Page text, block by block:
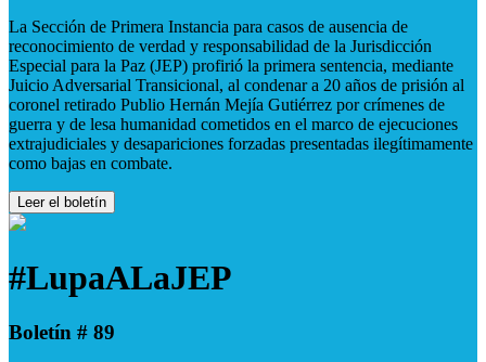
La Sección de Primera Instancia para casos de ausencia de
reconocimiento de verdad y responsabilidad de la Jurisdicción
Especial para la Paz (JEP) profirió la primera sentencia, mediante
Juicio Adversarial Transicional, al condenar a 20 años de prisión al
coronel retirado Publio Hernán Mejía Gutiérrez por crímenes de
guerra y de lesa humanidad cometidos en el marco de ejecuciones
extrajudiciales y desapariciones forzadas presentadas ilegítimamente
como bajas en combate.
Leer el boletín
#LupaALaJEP
Boletín # 89